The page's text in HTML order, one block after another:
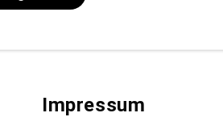
Impressum